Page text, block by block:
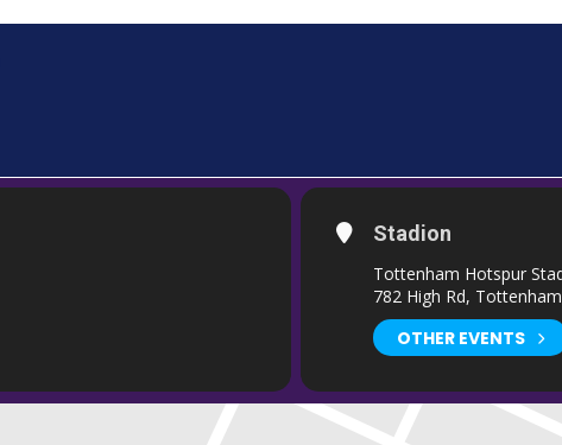
Stadion
Tottenham Hotspur
782 High Rd,
OTHER EVENTS